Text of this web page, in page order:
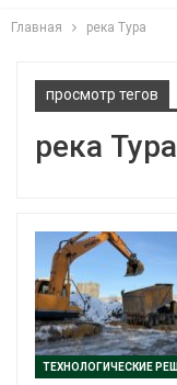
Главная река Тура
просмотр тегов
река Тура